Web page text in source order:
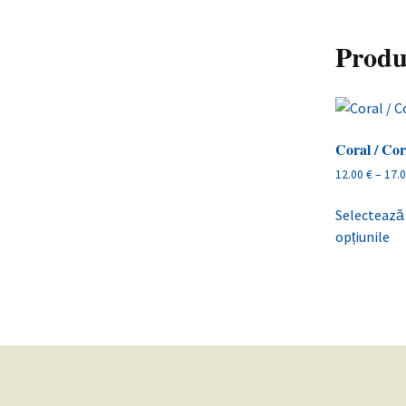
Coral /
12.00 €–
Selectează
opțiunile